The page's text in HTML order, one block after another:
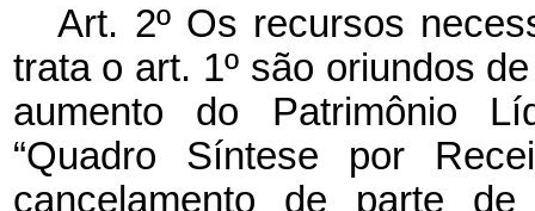
Art. 2º Os recursos
trata o art. 1º são oriundos
aumento do Patrimônio
“Quadro Síntese por
cancelamento de parte